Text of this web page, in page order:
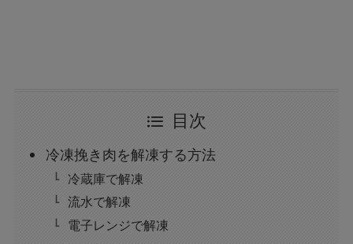
目次
冷凍挽き肉を解凍する方法
冷蔵庫で解凍
流水で解凍
電子レンジで解凍